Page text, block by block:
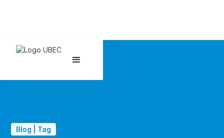
Blog | Tag